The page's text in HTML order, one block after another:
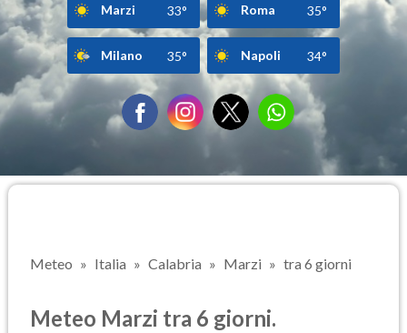
Marzi 33° Roma 35°
Milano 35° Napoli 34°
Meteo Italia Calabria Marzi tra 6 giorni
Meteo Marzi tra 6 giorni.